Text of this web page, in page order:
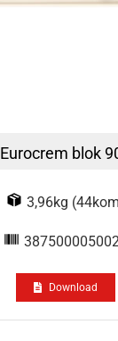
Eurocrem blok
3,96kg
Download